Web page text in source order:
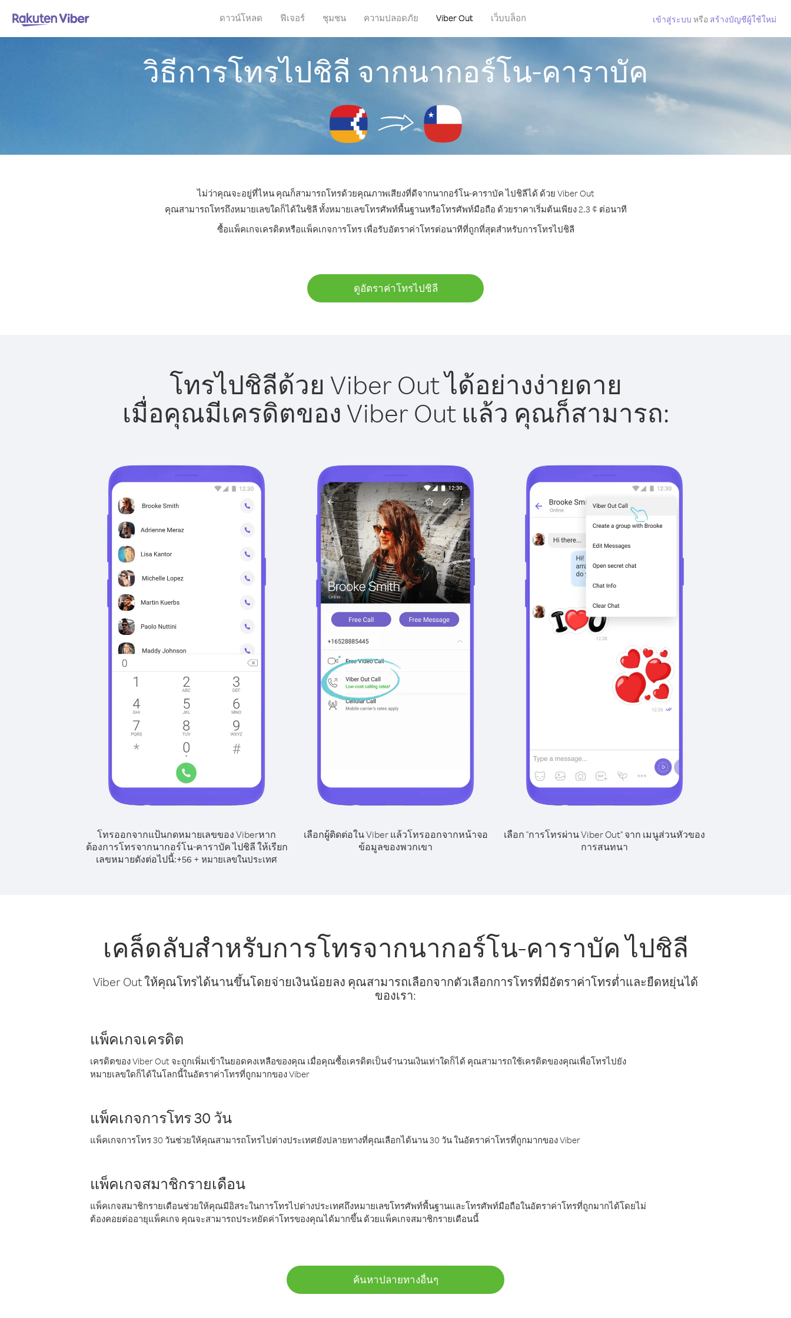
ดาวน์โหลด ฟีเจอร์ ชุมชน ความปลอดภัย Viber Out เว็บบล็อก เข้าสู่ระบบ หรือ สร้างบัญชีผู้ใช้ใหม่
วิธีการโทรไปชิลี จากนากอร์โน-คาราบัค
ไม่ว่าคุณจะอยู่ที่ไหน คุณก็สามารถโทรด้วยคุณภาพเสียงที่ดีจากนากอร์โน-คาราบัค ไปชิลีได้ ด้วย Viber Out
คุณสามารถโทรถึงหมายเลขใดก็ได้ในชิลี ทั้งหมายเลขโทรศัพท์พื้นฐานหรือโทรศัพท์มือถือ ด้วยราคาเริ่มต้นเพียง 2.3 ¢ ต่อนาที
ซื้อแพ็คเกจเครดิตหรือแพ็คเกจการโทร เพื่อรับอัตราค่าโทรต่อนาทีที่ถูกที่สุดสำหรับการโทรไปชิลี
ดูอัตราค่าโทรไปชิลี
โทรไปชิลีด้วย Viber Out ได้อย่างง่ายดาย
เมื่อคุณมีเครดิตของ Viber Out แล้ว คุณก็สามารถ:
โทรออกจากแป้นกดหมายเลขของ Viberหาก
ต้องการโทรจากนากอร์โน-คาราบัค ไปชิลี ให้เรียก
เลขหมายดังต่อไปนี้:+56 + หมายเลขในประเทศ
เลือกผู้ติดต่อใน Viber แล้วโทรออกจากหน้าจอ
ข้อมูลของพวกเขา
เลือก "การโทรผ่าน Viber Out" จาก เมนูส่วนหัวของ
การสนทนา
เคล็ดลับสำหรับการโทรจากนากอร์โน-คาราบัค ไปชิลี
Viber Out ให้คุณโทรได้นานขึ้นโดยจ่ายเงินน้อยลง คุณสามารถเลือกจากตัวเลือกการโทรที่มีอัตราค่าโทรต่ำและยืดหยุ่นได้
ของเรา:
แพ็คเกจเครดิต
เครดิตของ Viber Out จะถูกเพิ่มเข้าในยอดคงเหลือของคุณ เมื่อคุณซื้อเครดิตเป็นจำนวนเงินเท่าใดก็ได้ คุณสามารถใช้เครดิตของคุณเพื่อโทรไปยัง
หมายเลขใดก็ได้ในโลกนี้ในอัตราค่าโทรที่ถูกมากของ Viber
แพ็คเกจการโทร 30 วัน
แพ็คเกจการโทร 30 วันช่วยให้คุณสามารถโทรไปต่างประเทศยังปลายทางที่คุณเลือกได้นาน 30 วัน ในอัตราค่าโทรที่ถูกมากของ Viber
แพ็คเกจสมาชิกรายเดือน
แพ็คเกจสมาชิกรายเดือนช่วยให้คุณมีอิสระในการโทรไปต่างประเทศถึงหมายเลขโทรศัพท์พื้นฐานและโทรศัพท์มือถือในอัตราค่าโทรที่ถูกมากได้โดยไม่
ต้องคอยต่ออายุแพ็คเกจ คุณจะสามารถประหยัดค่าโทรของคุณได้มากขึ้น ด้วยแพ็คเกจสมาชิกรายเดือนนี้
ค้นหาปลายทางอื่นๆ